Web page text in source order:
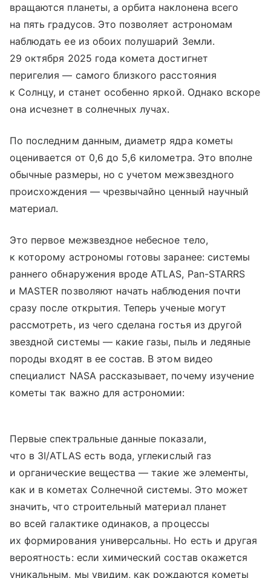
вращаются планеты, а орбита наклонена всего
на пять градусов. Это позволяет астрономам
наблюдать ее из обоих полушарий Земли.
29 октября 2025 года комета достигнет
перигелия — самого близкого расстояния
к Солнцу, и станет особенно яркой. Однако вскоре
она исчезнет в солнечных лучах.
По последним данным, диаметр ядра кометы
оценивается от 0,6 до 5,6 километра. Это вполне
обычные размеры, но с учетом межзвездного
происхождения — чрезвычайно ценный научный
материал.
Это первое межзвездное небесное тело,
к которому астрономы готовы заранее: системы
раннего обнаружения вроде ATLAS, Pan-STARRS
и MASTER позволяют начать наблюдения почти
сразу после открытия. Теперь ученые могут
рассмотреть, из чего сделана гостья из другой
звездной системы — какие газы, пыль и ледяные
породы входят в ее состав. В этом видео
специалист NASA рассказывает, почему изучение
кометы так важно для астрономии:
Первые спектральные данные показали,
что в 3I/ATLAS есть вода, углекислый газ
и органические вещества — такие же элементы,
как и в кометах Солнечной системы. Это может
значить, что строительный материал планет
во всей галактике одинаков, а процессы
их формирования универсальны. Но есть и другая
вероятность: если химический состав окажется
уникальным, мы увидим, как рождаются кометы